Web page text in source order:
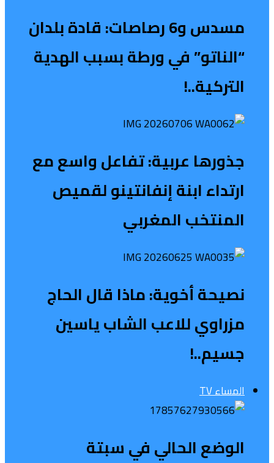
مسدس و6 رصاصات: قادة بلدان
“الناتو” في ورطة بسبب الهدية
التركية..!
جذورها عربية: تفاعل واسع مع
ارتداء ابنة إنفانتينو لقميص
المنتخب المغربي
نصيحة أخوية: ماذا قال الحاج
مزراوي للاعب الشاب ياسين
جسيم..!
المساء TV
الوضع الحالي في سبتة